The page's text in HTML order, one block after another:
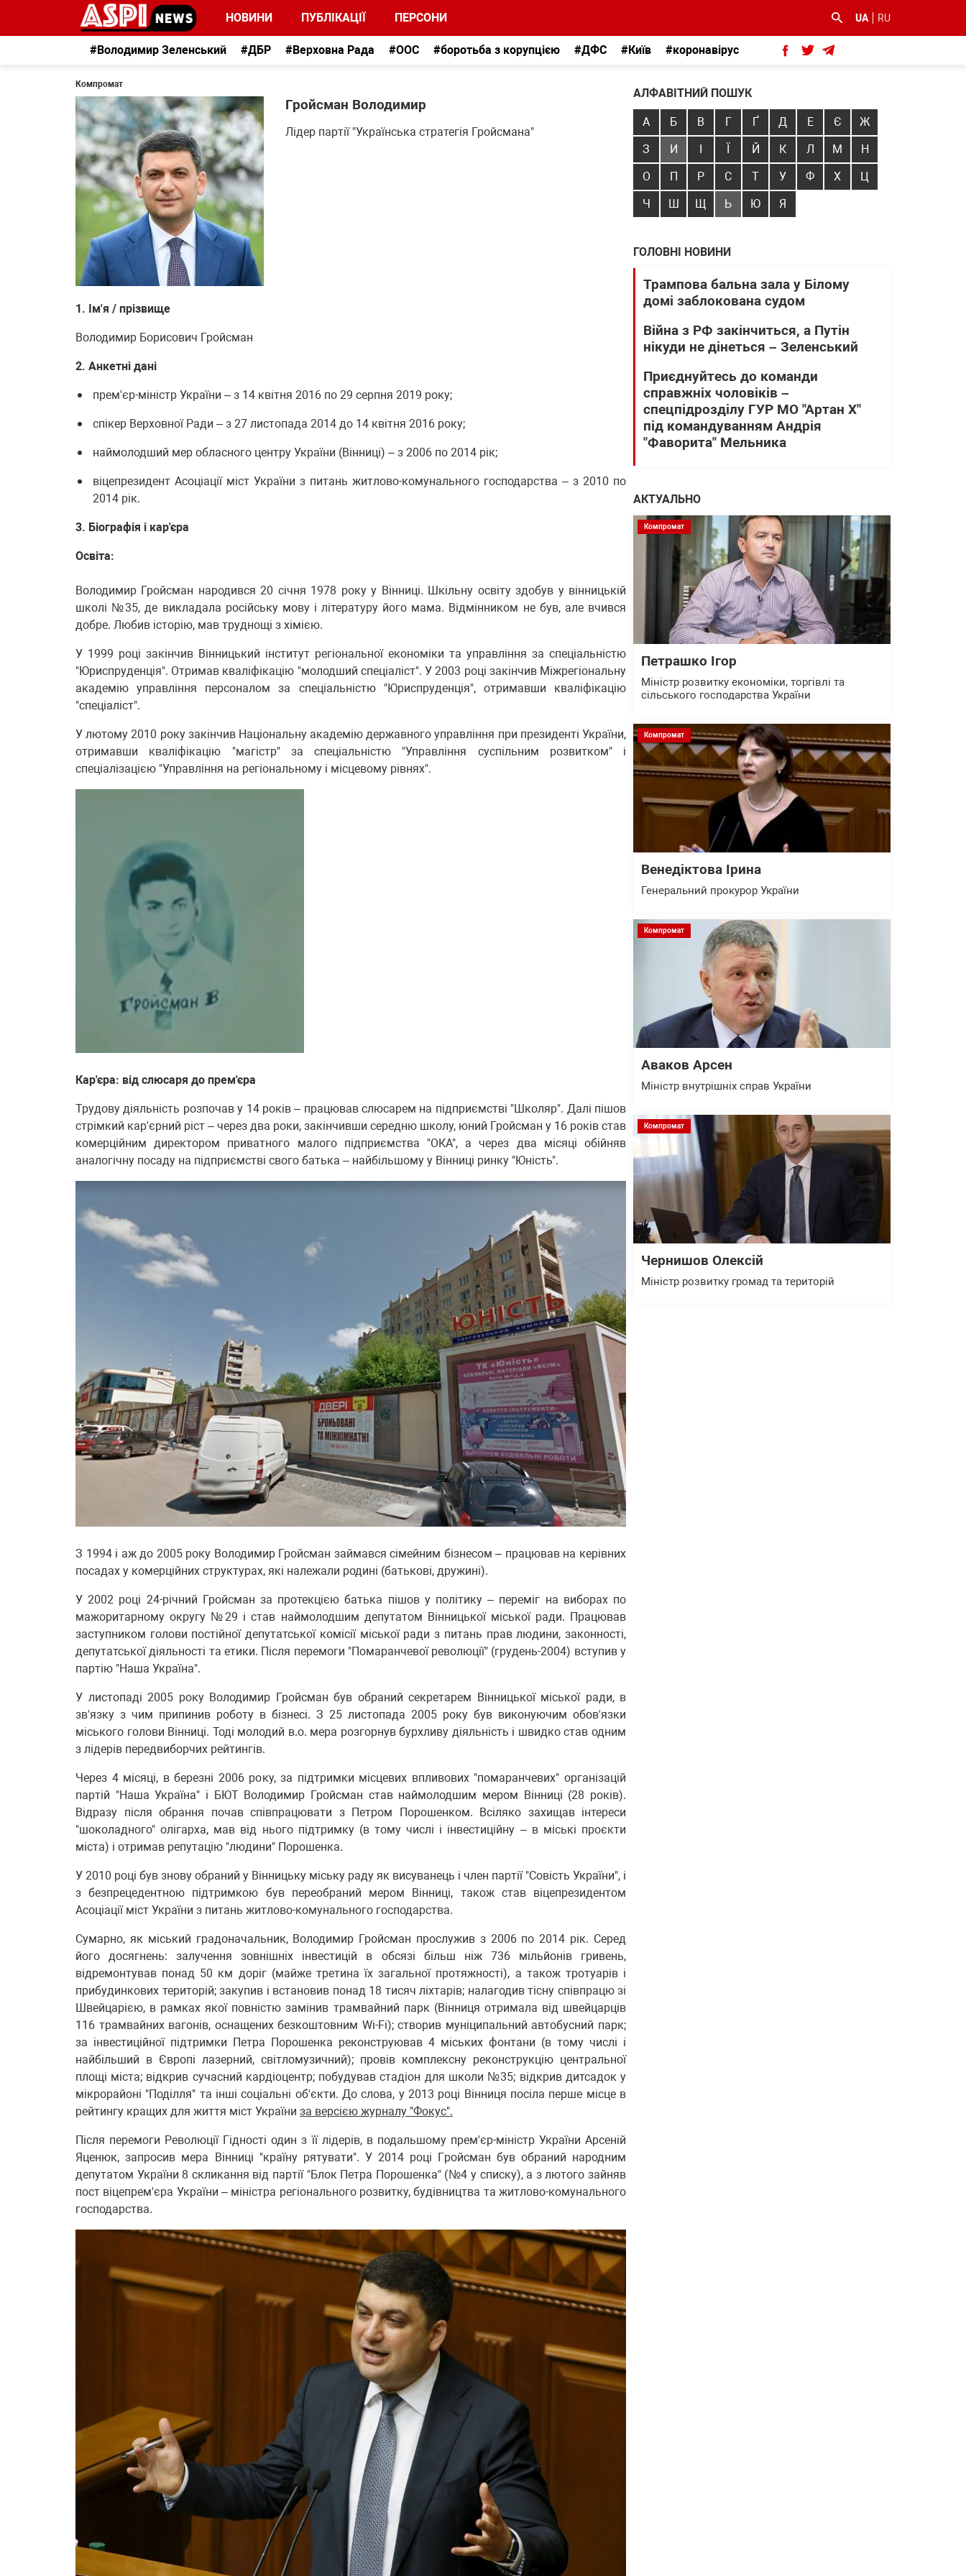
НОВИНИ ПУБЛІКАЦІЇ ПЕРСОНИ UA RU
#Володимир Зеленський #ДБР #Верховна Рада #ООС #боротьба з корупцією #ДФС #Київ #коронавірус
Компромат
Гройсман Володимир
Лідер партії "Українська стратегія Гройсмана"
1. Ім'я / прізвище
Володимир Борисович Гройсман
2. Анкетні дані
прем'єр-міністр України – з 14 квітня 2016 по 29 серпня 2019 року;
спікер Верховної Ради – з 27 листопада 2014 до 14 квітня 2016 року;
наймолодший мер обласного центру України (Вінниці) – з 2006 по 2014 рік;
віцепрезидент Асоціації міст України з питань житлово-комунального господарства – з 2010 по
2014 рік.
3. Біографія і кар'єра
Освіта:
Володимир Гройсман народився 20 січня 1978 року у Вінниці. Шкільну освіту здобув у вінницькій
школі №35, де викладала російську мову і літературу його мама. Відмінником не був, але вчився
добре. Любив історію, мав труднощі з хімією.
У 1999 році закінчив Вінницький інститут регіональної економіки та управління за спеціальністю
"Юриспруденція". Отримав кваліфікацію "молодший спеціаліст". У 2003 році закінчив Міжрегіональну
академію управління персоналом за спеціальністю "Юриспруденція", отримавши кваліфікацію
"спеціаліст".
У лютому 2010 року закінчив Національну академію державного управління при президенті України,
отримавши кваліфікацію "магістр" за спеціальністю "Управління суспільним розвитком" і
спеціалізацією "Управління на регіональному і місцевому рівнях".
Кар'єра: від слюсаря до прем'єра
Трудову діяльність розпочав у 14 років – працював слюсарем на підприємстві "Школяр". Далі пішов
стрімкий кар'єрний ріст – через два роки, закінчивши середню школу, юний Гройсман у 16 років став
комерційним директором приватного малого підприємства "ОКА", а через два місяці обійняв
аналогічну посаду на підприємстві свого батька – найбільшому у Вінниці ринку "Юність".
З 1994 і аж до 2005 року Володимир Гройсман займався сімейним бізнесом – працював на керівних
посадах у комерційних структурах, які належали родині (батькові, дружині).
У 2002 році 24-річний Гройсман за протекцією батька пішов у політику – переміг на виборах по
мажоритарному округу №29 і став наймолодшим депутатом Вінницької міської ради. Працював
заступником голови постійної депутатської комісії міської ради з питань прав людини, законності,
депутатської діяльності та етики. Після перемоги "Помаранчевої революції" (грудень-2004) вступив у
партію "Наша Україна".
У листопаді 2005 року Володимир Гройсман був обраний секретарем Вінницької міської ради, в
зв'язку з чим припинив роботу в бізнесі. З 25 листопада 2005 року був виконуючим обов'язки
міського голови Вінниці. Тоді молодий в.о. мера розгорнув бурхливу діяльність і швидко став одним
з лідерів передвиборчих рейтингів.
Через 4 місяці, в березні 2006 року, за підтримки місцевих впливових "помаранчевих" організацій
партій "Наша Україна" і БЮТ Володимир Гройсман став наймолодшим мером Вінниці (28 років).
Відразу після обрання почав співпрацювати з Петром Порошенком. Всіляко захищав інтереси
"шоколадного" олігарха, мав від нього підтримку (в тому числі і інвестиційну – в міські проєкти
міста) і отримав репутацію "людини" Порошенка.
У 2010 році був знову обраний у Вінницьку міську раду як висуванець і член партії "Совість України", і
з безпрецедентною підтримкою був переобраний мером Вінниці, також став віцепрезидентом
Асоціації міст України з питань житлово-комунального господарства.
Сумарно, як міський градоначальник, Володимир Гройсман прослужив з 2006 по 2014 рік. Серед
його досягнень: залучення зовнішніх інвестицій в обсязі більш ніж 736 мільйонів гривень,
відремонтував понад 50 км доріг (майже третина їх загальної протяжності), а також тротуарів і
прибудинкових територій; закупив і встановив понад 18 тисяч ліхтарів; налагодив тісну співпрацю зі
Швейцарією, в рамках якої повністю замінив трамвайний парк (Вінниця отримала від швейцарців
116 трамвайних вагонів, оснащених безкоштовним Wi-Fi); створив муніципальний автобусний парк;
за інвестиційної підтримки Петра Порошенка реконструював 4 міських фонтани (в тому числі і
найбільший в Європі лазерний, світломузичний); провів комплексну реконструкцію центральної
площі міста; відкрив сучасний кардіоцентр; побудував стадіон для школи №35; відкрив дитсадок у
мікрорайоні "Поділля" та інші соціальні об'єкти. До слова, у 2013 році Вінниця посіла перше місце в
рейтингу кращих для життя міст України за версією журналу "Фокус".
Після перемоги Революції Гідності один з її лідерів, в подальшому прем'єр-міністр України Арсеній
Яценюк, запросив мера Вінниці "країну рятувати". У 2014 році Гройсман був обраний народним
депутатом України 8 скликання від партії "Блок Петра Порошенка" (№4 у списку), а з лютого зайняв
пост віцепрем'єра України – міністра регіонального розвитку, будівництва та житлово-комунального
господарства.
АЛФАВІТНИЙ ПОШУК
А Б В Г Ґ Д Е Є
Ж
З
И І Ї Й К Л М
Н
О
П Р С Т У Ф Х
Ц
Ч
Ш Щ Ь Ю Я
ГОЛОВНІ НОВИНИ
Трампова бальна зала у Білому
домі заблокована судом
Війна з РФ закінчиться, а Путін
нікуди не дінеться – Зеленський
Приєднуйтесь до команди
справжніх чоловіків –
спецпідрозділу ГУР МО "Артан Х"
під командуванням Андрія
"Фаворита" Мельника
АКТУАЛЬНО
Компромат
Петрашко Ігор
Міністр розвитку економіки, торгівлі та
сільського господарства України
Компромат
Венедіктова Ірина
Генеральний прокурор України
Компромат
Аваков Арсен
Міністр внутрішніх справ України
Компромат
Чернишов Олексій
Міністр розвитку громад та територій